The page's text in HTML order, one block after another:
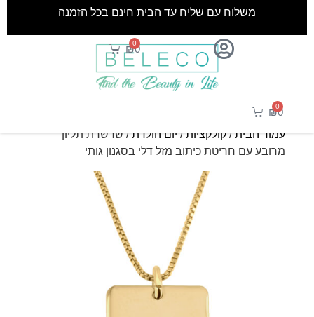
₪0
0
משלוח עם שליח עד הבית חינם בכל הזמנה
₪0
0
עמוד הבית/קולקציות/יום הולדת/ שרשרת תליון
מרובע עם חריטת כיתוב מזל דלי בסגנון גותי